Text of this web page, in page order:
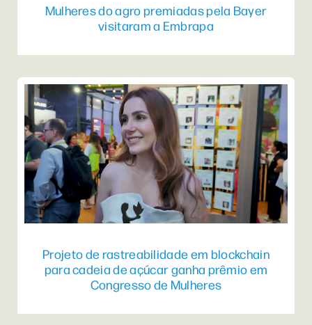
Mulheres do agro premiadas pela Bayer
visitaram a Embrapa
Projeto de rastreabilidade em blockchain
para cadeia de açúcar ganha prêmio em
Congresso de Mulheres